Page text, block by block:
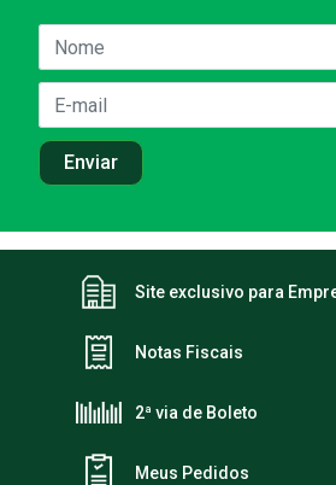
Site exclusivo para
Notas Fiscais
2ª via de Boleto
Meus Pedidos